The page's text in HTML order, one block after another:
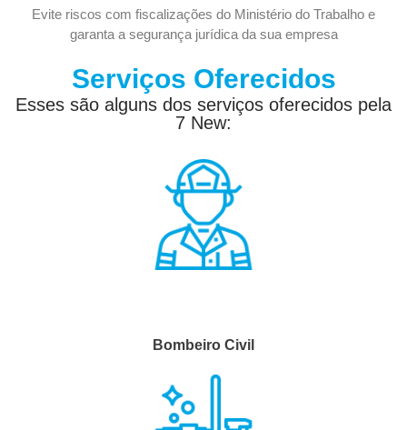
Evite riscos com fiscalizações do Ministério do Trabalho e
garanta a segurança jurídica da sua empresa
Serviços Oferecidos
Esses são alguns dos serviços oferecidos pela
7 New:
Bombeiro Civil